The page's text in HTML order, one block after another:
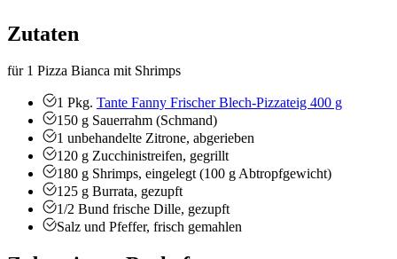
Zutaten
für 1 Pizza Bianca mit Shrimps
1 Pkg. Tante Fanny Frischer Blech-Pizzateig 400 g
150 g Sauerrahm (Schmand)
1 unbehandelte Zitrone, abgerieben
120 g Zucchinistreifen, gegrillt
180 g Shrimps, eingelegt (100 g Abtropfgewicht)
125 g Burrata, gezupft
1/2 Bund frische Dille, gezupft
Salz und Pfeffer, frisch gemahlen